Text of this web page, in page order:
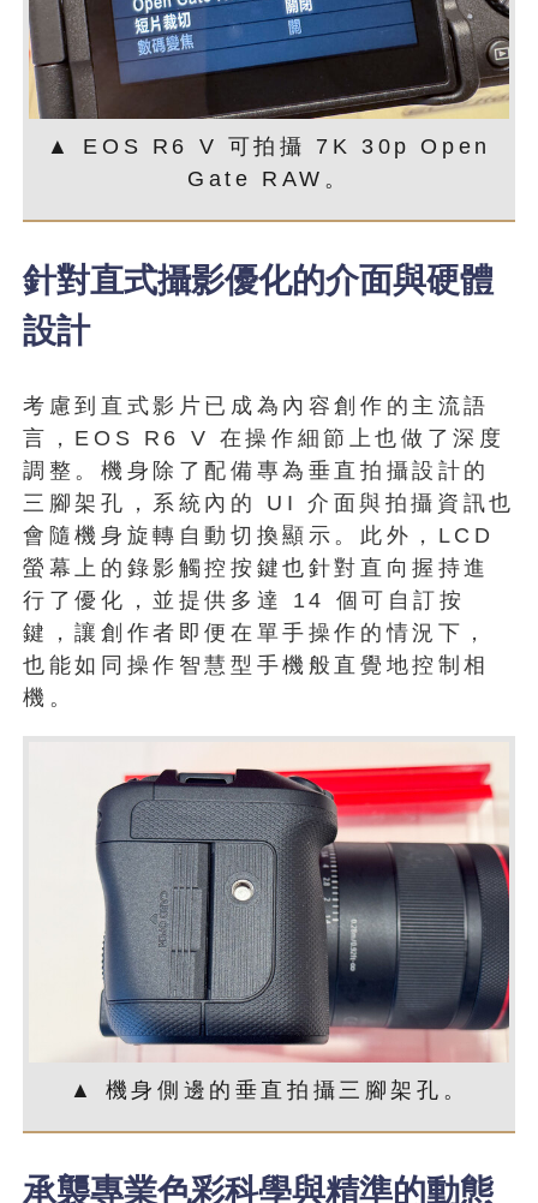
▲ EOS R6 V 可拍攝 7K 30p Open
Gate RAW。
針對直式攝影優化的介面與硬體
設計
考慮到直式影片已成為內容創作的主流語
言，EOS R6 V 在操作細節上也做了深度
調整。機身除了配備專為垂直拍攝設計的
三腳架孔，系統內的 UI 介面與拍攝資訊也
會隨機身旋轉自動切換顯示。此外，LCD
螢幕上的錄影觸控按鍵也針對直向握持進
行了優化，並提供多達 14 個可自訂按
鍵，讓創作者即便在單手操作的情況下，
也能如同操作智慧型手機般直覺地控制相
機。
▲ 機身側邊的垂直拍攝三腳架孔。
承襲專業色彩科學與精準的動態